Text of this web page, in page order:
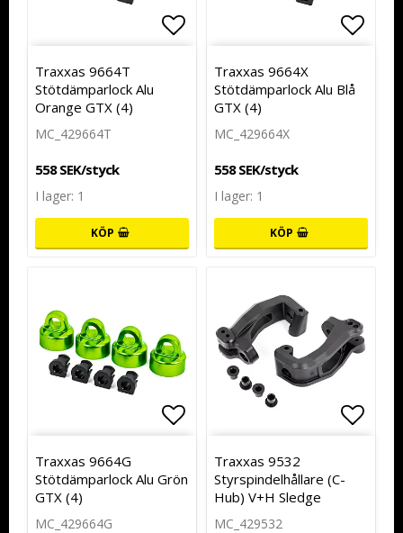
Lägg till i favoritlistan
Traxxas 9664T
Stötdämparlock Alu
Orange GTX (4)
MC_429664T
558 SEK/styck
I lager: 1
KÖP
Traxxas 9664X
Stötdämparlock Alu Blå
GTX (4)
MC_429664X
558 SEK/styck
I lager: 1
KÖP
Lägg till i favoritlistan
Traxxas 9664G
Stötdämparlock Alu Grön
GTX (4)
MC_429664G
Traxxas 9532
Styrspindelhållare (C-
Hub) V+H Sledge
MC_429532